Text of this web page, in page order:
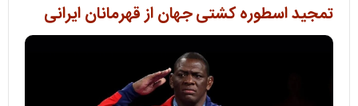
تمجید اسطوره کشتی جهان از قهرمانان ایرانی